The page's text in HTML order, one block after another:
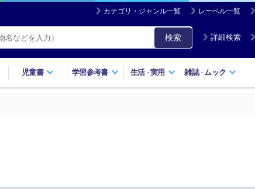
カテゴリ・ジャンル一覧 レーベル一覧
検索 詳細検索
児童書 学習参考書 生活・実用 雑誌・ ムック